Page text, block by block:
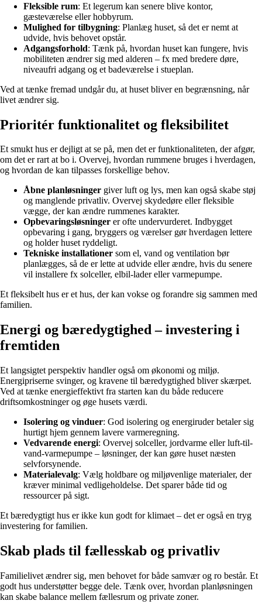
Fleksible rum: Et legerum kan senere blive kontor,
gæsteværelse eller hobbyrum.
Mulighed for tilbygning: Planlæg huset, så det er nemt at
udvide, hvis behovet opstår.
Adgangsforhold: Tænk på, hvordan huset kan fungere, hvis
mobiliteten ændrer sig med alderen – fx med bredere døre,
niveaufri adgang og et badeværelse i stueplan.
Ved at tænke fremad undgår du, at huset bliver en begrænsning, når
livet ændrer sig.
Prioritér funktionalitet og fleksibilitet
Et smukt hus er dejligt at se på, men det er funktionaliteten, der afgør,
om det er rart at bo i. Overvej, hvordan rummene bruges i hverdagen,
og hvordan de kan tilpasses forskellige behov.
Åbne planløsninger giver luft og lys, men kan også skabe støj
og manglende privatliv. Overvej skydedøre eller fleksible
vægge, der kan ændre rummenes karakter.
Opbevaringsløsninger er ofte undervurderet. Indbygget
opbevaring i gang, bryggers og værelser gør hverdagen lettere
og holder huset ryddeligt.
Tekniske installationer som el, vand og ventilation bør
planlægges, så de er lette at udvide eller ændre, hvis du senere
vil installere fx solceller, elbil-lader eller varmepumpe.
Et fleksibelt hus er et hus, der kan vokse og forandre sig sammen med
familien.
Energi og bæredygtighed – investering i
fremtiden
Et langsigtet perspektiv handler også om økonomi og miljø.
Energipriserne svinger, og kravene til bæredygtighed bliver skærpet.
Ved at tænke energieffektivt fra starten kan du både reducere
driftsomkostninger og øge husets værdi.
Isolering og vinduer: God isolering og energiruder betaler sig
hurtigt hjem gennem lavere varmeregning.
Vedvarende energi: Overvej solceller, jordvarme eller luft-til-
vand-varmepumpe – løsninger, der kan gøre huset næsten
selvforsynende.
Materialevalg: Vælg holdbare og miljøvenlige materialer, der
kræver minimal vedligeholdelse. Det sparer både tid og
ressourcer på sigt.
Et bæredygtigt hus er ikke kun godt for klimaet – det er også en tryg
investering for familien.
Skab plads til fællesskab og privatliv
Familielivet ændrer sig, men behovet for både samvær og ro består. Et
godt hus understøtter begge dele. Tænk over, hvordan planløsningen
kan skabe balance mellem fællesrum og private zoner.